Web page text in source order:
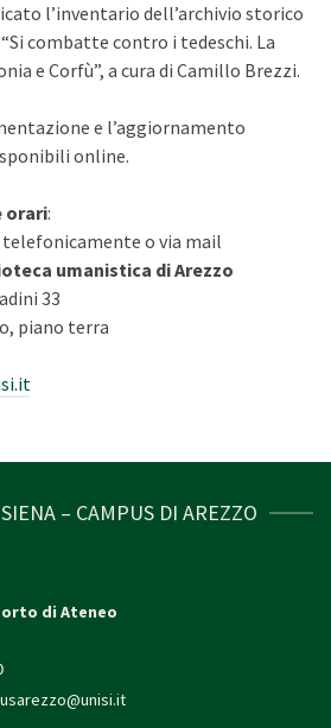
l’inventario dell’archivio storico
combatte contro i tedeschi. La
e Corfù”, a cura di Camillo Brezzi.
e l’aggiornamento
online.
orari:
o via mail
umanistica di Arezzo
33
piano terra
– CAMPUS DI AREZZO
di Ateneo